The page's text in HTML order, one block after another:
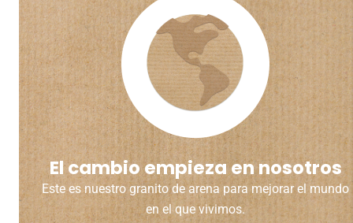
El cambio empieza en nosotros
Este es nuestro granito de arena para mejorar el mundo
en el que vivimos.